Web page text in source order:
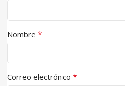
Nombre *
Correo electrónico *